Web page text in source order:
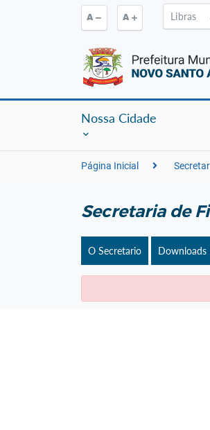
Ir para o conteúdo [alt+1] Ir
A A Libras
Nossa Cidade
Página Inicial
Secretaria de
O Secretario Downloads